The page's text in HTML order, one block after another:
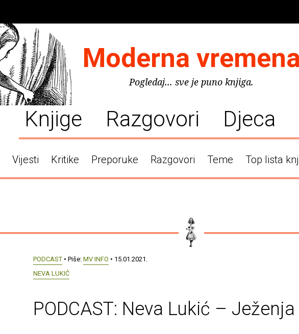
Moderna
Pogledaj... sve je puno knjiga.
Knjige Razgovori Djeca
Vijesti Kritike Preporuke Razgovori Teme Top lista
PODCAST • Piše: MV INFO • 15.01.2021.
NEVA LUKIĆ
PODCAST: Neva Lukić – Ježenja